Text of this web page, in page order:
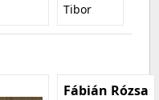
Tibor
Fábián Rózsa